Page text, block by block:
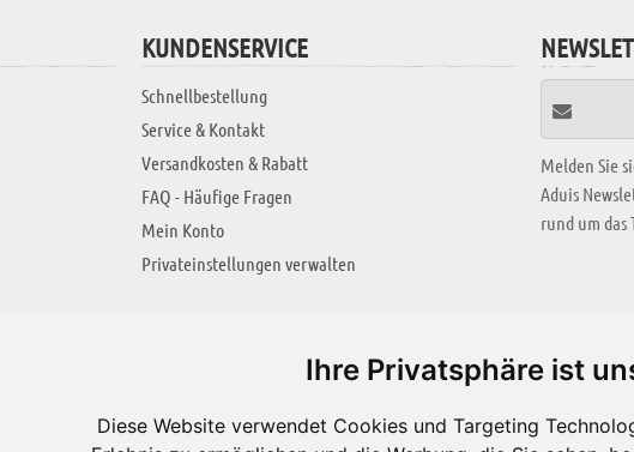
Ihre Privatsphäre ist
Diese Website verwendet Cookies und Targeting
KUNDENSERVICE
Schnellbestellung
Service & Kontakt
Versandkosten & Rabatt
FAQ - Häufige Fragen
Mein Konto
Privateinstellungen verwalten
Melden Sie
Aduis
rund um das
Jobs
KREATIV
Alle